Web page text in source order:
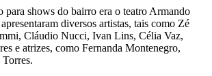
para shows do bairro era o teatro Armando
diversos artistas, tais como Zé
Cláudio Nucci, Ivan Lins, Célia Vaz,
e atrizes, como Fernanda Montenegro,